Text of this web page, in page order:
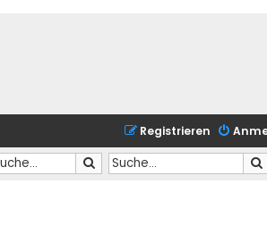
Registrieren
Suche